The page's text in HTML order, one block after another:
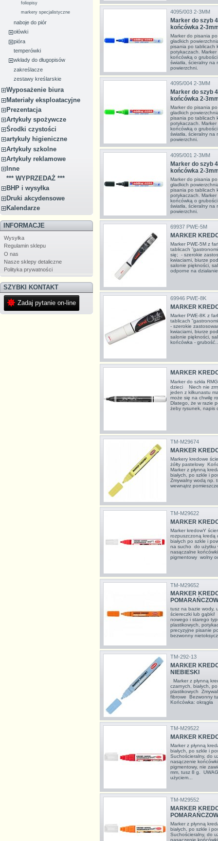
foliopisy
markery specjalistyczne
naboje do piór
ołówki
pióra
temperówki
wkłady do długopisów
zakreślacze
zestawy kreślarskie
Wyposażenie biura
Materiały eksploatacyjne
Prezentacja
Artykuły spożywcze
Środki czystości
artykuły higieniczne
Artykuły szkolne
Artykuły reklamowe
Inne
*** WYPRZEDAŻ ***
BHP i wysyłka
Druki akcydensowe
Kalendarze
INFORMACJE
Wysyłka
Regulamin sklepu
O nas
Nasze sklepy detaliczne
Polityka prywatności
SZYBKI KONTAKT
Zadaj pytanie on-line
4095/003 2-3MM
Marker do szyb
końcówka 2-
Marker do pisania
gładkich
pisania po tablicach
potykaczach. Marker
końcówką o
światła, ścieralny na
powierzchni.
4095/004 2-3MM
Marker do szyb
końcówka 2-
Marker do pisania
gładkich
pisania po tablicach
potykaczach. Marker
końcówką o
światła, ścieralny na
powierzchni.
4095/001 2-3MM
Marker do szyb
końcówka 2-
Marker do pisania
gładkich
pisania po tablicach
potykaczach. Marker
końcówką o
światła, ścieralny na
powierzchni.
69937 PWE-5M
MARKER
Marker PWE-5M z
tablicach
się; - szerokie
kwiaciarni, biurze
salonie piękności,
odporne na
69946 PWE-8K
MARKER
Marker PWE-8K z
tablicach
- szerokie
kwiaciarni, biurze
salonie piękności,
końcówka -
MARKER
Marker do szkła
dzieci Niech nie
jeden z kilkunastu
może się na chwilę
Dlatego, że w razie
żeby rysunek, napis
TM-M29674
MARKER
Markery kredowe
żółty pastelowy
Marker z płynną
białych, po szkle i
Zmywalny wodą np.
wewnątrz
TM-M29622
MARKER
Marker kredowY
rozpuszczoną kredą
białych po szkle i
na sucho do użytku
nasączalne
pigmentowy wolny
TM-M29652
MARKER
tusz na bazie wody,
ściereczki lub gąbki!
nowego i starego
plastikowych,
precyzyjne pisanie
bezwonny
TM-292-13
MARKER
NIEBIESKI
Marker z płynną
czarnych, białych,
plastikowych
fibrowe Bezwonny
Końcówka: okrągła
TM-M29522
MARKER
Marker z płynną
białych, po szkle i
Suchościeralny, do
nasączenie
pigmentowy, nie
mm, tusz 8 g.
użyciem...
TM-M29552
MARKER
Marker z płynną
białych, po szkle i
Suchościeralny, do